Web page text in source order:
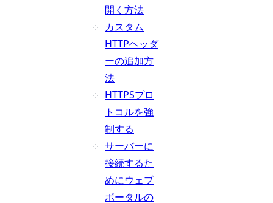
開く方法
カスタム
HTTPヘッダ
ーの追加方
法
HTTPSプロ
トコルを強
制する
サーバーに
接続するた
めにウェブ
ポータルの